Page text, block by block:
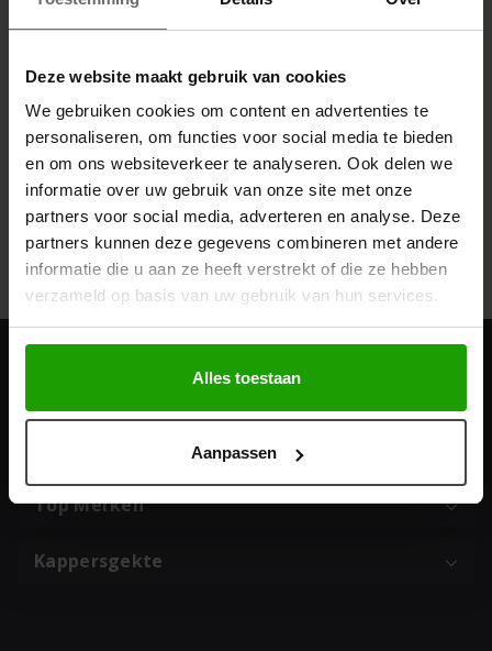
Deze website maakt gebruik van cookies
We gebruiken cookies om content en advertenties te
personaliseren, om functies voor social media te bieden
en om ons websiteverkeer te analyseren. Ook delen we
informatie over uw gebruik van onze site met onze
partners voor social media, adverteren en analyse. Deze
partners kunnen deze gegevens combineren met andere
informatie die u aan ze heeft verstrekt of die ze hebben
verzameld op basis van uw gebruik van hun services.
Alles toestaan
Aanpassen
Geef een reactie
Je moetingelogd zijn op om een reactie te plaatsen.
Populaire categorieën
Top Merken
Kappersgekte